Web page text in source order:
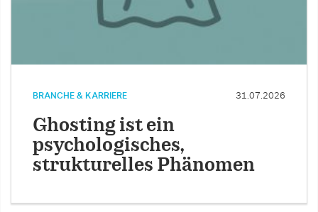
BRANCHE & KARRIERE 31.07.2026
Ghosting ist ein
psychologisches,
strukturelles Phänomen